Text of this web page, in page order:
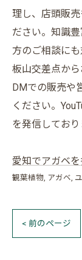
理し、店頭販
ださい。知識
方のご相談に
板山交差点か
DMでの販売や
ください。
を発信してお
愛知でアガベ
観葉植物 アガベ
< 前のページ